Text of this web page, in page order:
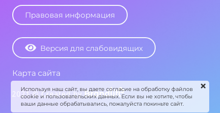
Правовая информация
Версия для слабовидящих
Карта сайта
Используя наш сайт, вы даете согласие на обработку файлов
cookie и пользовательских данных. Если вы не хотите, чтобы
ваши данные обрабатывались, пожалуйста покиньте сайт.